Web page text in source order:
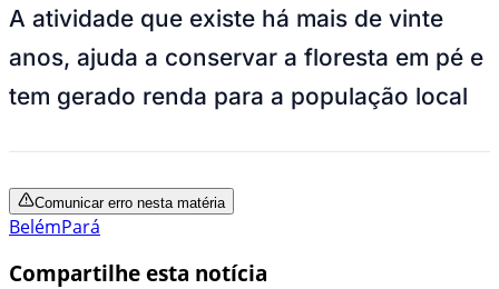
A atividade que existe há mais de vinte
anos, ajuda a conservar a floresta em pé e
tem gerado renda para a população local
Comunicar erro nesta matéria
BelémPará
Compartilhe esta notícia